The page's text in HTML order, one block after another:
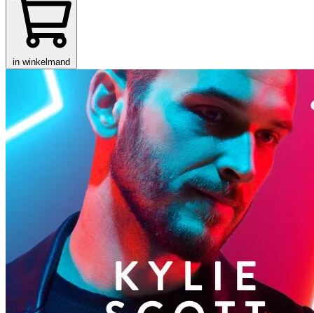
in winkelmand